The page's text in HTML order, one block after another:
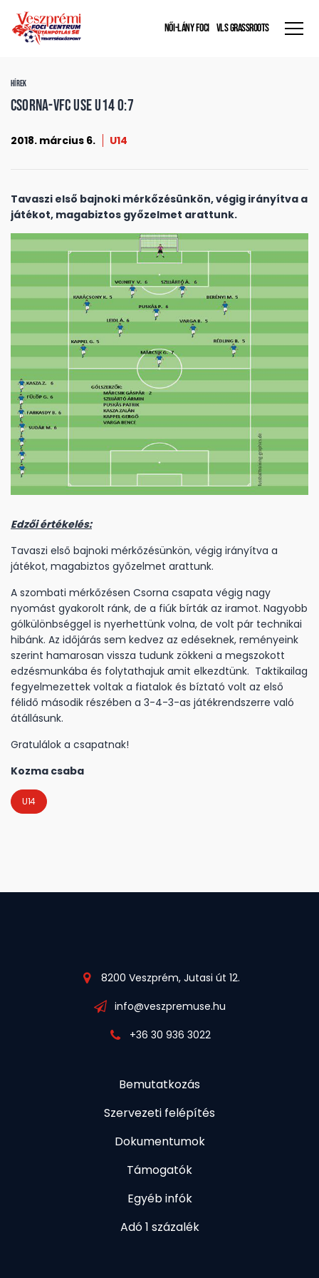
NŐI-LÁNY FOCI VLS GRASSROOTS
HÍREK
CSORNA-VFC USE U14 0:7
2018. március 6. U14
Tavaszi első bajnoki mérkőzésünkön, végig irányítva a
játékot, magabiztos győzelmet arattunk.
Edzői értékelés:
Tavaszi első bajnoki mérkőzésünkön, végig irányítva a
játékot, magabiztos győzelmet arattunk.
A szombati mérkőzésen Csorna csapata végig nagy
nyomást gyakorolt ránk, de a fiúk bírták az iramot. Nagyobb
gólkülönbséggel is nyerhettünk volna, de volt pár technikai
hibánk. Az időjárás sem kedvez az edéseknek, reményeink
szerint hamarosan vissza tudunk zökkeni a megszokott
edzésmunkába és folytathajuk amit elkezdtünk. Taktikailag
fegyelmezettek voltak a fiatalok és bíztató volt az első
félidő második részében a 3-4-3-as játékrendszerre való
átállásunk.
Gratulálok a csapatnak!
Kozma csaba
U14
8200 Veszprém, Jutasi út 12.
info@veszpremuse.hu
+36 30 936 3022
Bemutatkozás
Szervezeti felépítés
Dokumentumok
Támogatók
Egyéb infók
Adó 1 százalék